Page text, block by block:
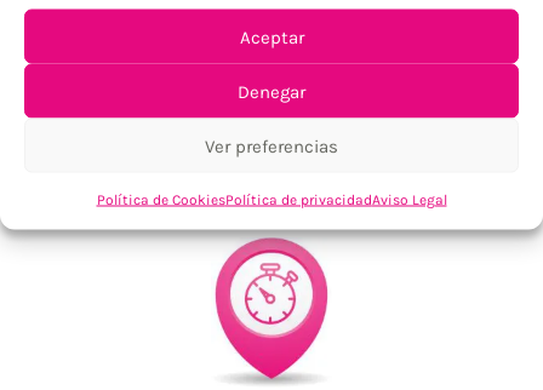
Aceptar
Denegar
Ver preferencias
Política de CookiesPolítica de privacidadAviso Legal
TU SATISFACCIÓN = LA NUESTRA